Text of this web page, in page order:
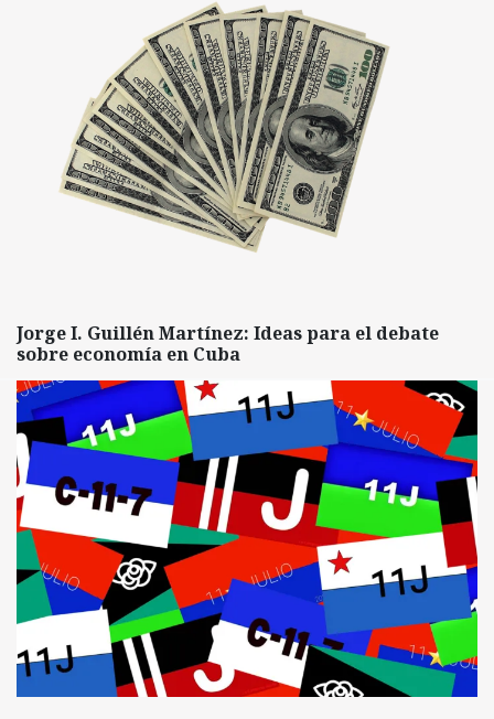
Jorge I. Guillén Martínez: Ideas para el debate
sobre economía en Cuba